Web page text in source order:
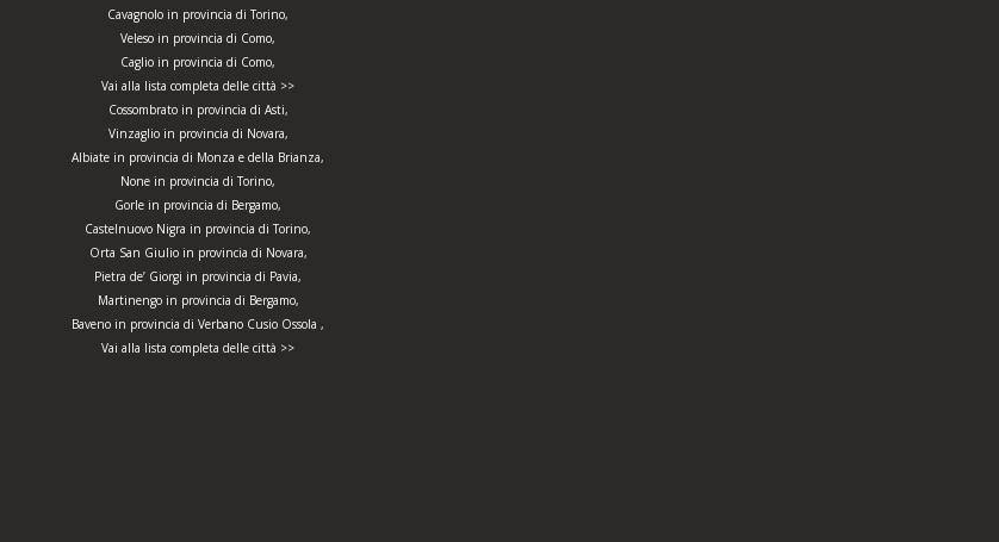
Cavagnolo in provincia di Torino,
Veleso in provincia di Como,
Caglio in provincia di Como,
Vai alla lista completa delle città >>
Cossombrato in provincia di Asti,
Vinzaglio in provincia di Novara,
Albiate in provincia di Monza e della Brianza,
None in provincia di Torino,
Gorle in provincia di Bergamo,
Castelnuovo Nigra in provincia di Torino,
Orta San Giulio in provincia di Novara,
Pietra de’ Giorgi in provincia di Pavia,
Martinengo in provincia di Bergamo,
Baveno in provincia di Verbano Cusio Ossola ,
Vai alla lista completa delle città >>